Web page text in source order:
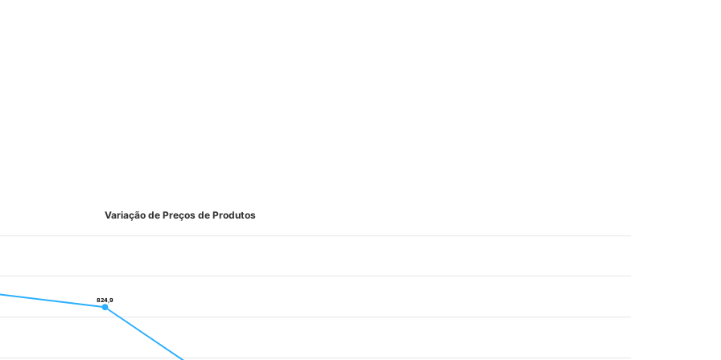
Variação de Preços de Produtos
824,9
824,9